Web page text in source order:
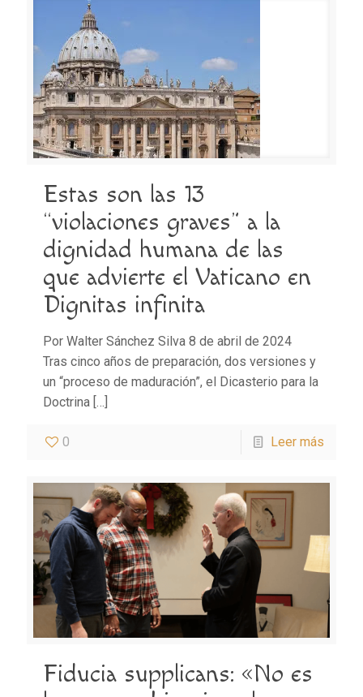
Estas son las 13
“violaciones graves” a la
dignidad humana de las
que advierte el Vaticano en
Dignitas infinita
Por Walter Sánchez Silva 8 de abril de 2024
Tras cinco años de preparación, dos versiones y
un “proceso de maduración”, el Dicasterio para la
Doctrina […]
0 Leer más
Fiducia supplicans: «No es